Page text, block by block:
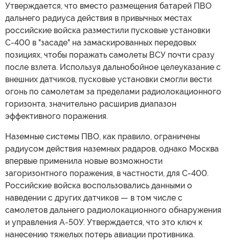
Утверждается, что вместо размещения батарей ПВО
дальнего радиуса действия в привычных местах
российские войска разместили пусковые установки
С-400 в "засаде" на замаскированных передовых
позициях, чтобы поражать самолеты ВСУ почти сразу
после взлета. Используя дальнобойное целеуказание с
внешних датчиков, пусковые установки смогли вести
огонь по самолетам за пределами радиолокационного
горизонта, значительно расширив диапазон
эффективного поражения.
Наземные системы ПВО, как правило, ограничены
радиусом действия наземных радаров, однако Москва
впервые применила новые возможности
загоризонтного поражения, в частности, для С-400.
Российские войска воспользовались данными о
наведении с других датчиков — в том числе с
самолетов дальнего радиолокационного обнаружения
и управления A-50У. Утверждается, что это ключ к
нанесению тяжелых потерь авиации противника.